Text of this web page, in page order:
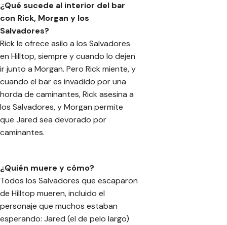
¿Qué sucede al interior del bar
con Rick, Morgan y los
Salvadores?
Rick le ofrece asilo a los Salvadores
en Hilltop, siempre y cuando lo dejen
ir junto a Morgan. Pero Rick miente, y
cuando el bar es invadido por una
horda de caminantes, Rick asesina a
los Salvadores, y Morgan permite
que Jared sea devorado por
caminantes.
¿Quién muere y cómo?
Todos los Salvadores que escaparon
de Hilltop mueren, incluido el
personaje que muchos estaban
esperando: Jared (el de pelo largo)